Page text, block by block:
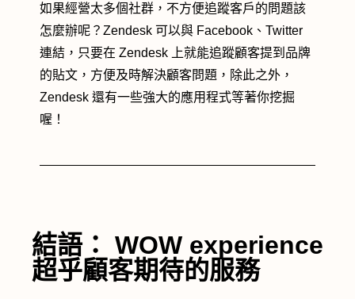
如果經營太多個社群，不方便追蹤客戶的問題該
怎麼辦呢？Zendesk 可以與 Facebook、Twitter
連結，只要在 Zendesk 上就能追蹤顧客提到品牌
的貼文，方便及時解決顧客問題，除此之外，
Zendesk 還有一些強大的應用程式等著你挖掘
喔！
結語： WOW experience
超乎顧客期待的服務